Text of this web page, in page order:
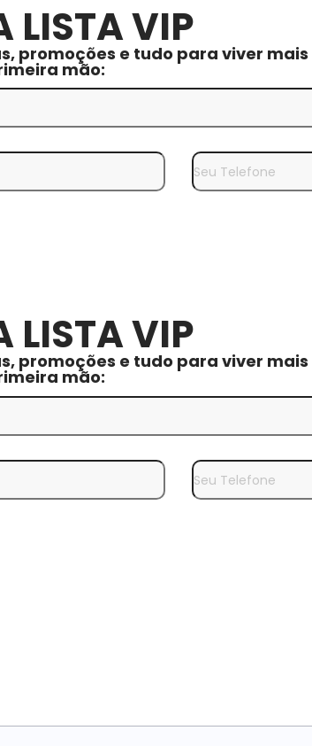
LISTA VIP
promoções e tudo para viver
mão:
LISTA VIP
promoções e tudo para viver
mão: